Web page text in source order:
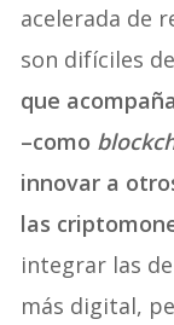
acelerada de
son difíciles
que
–como
innovar a
las
integrar las
más digital,